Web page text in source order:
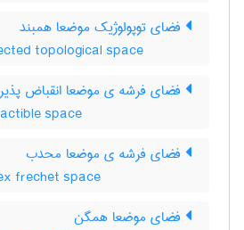
فضای توپولوژیک موضعا همبند
topological space
فضای فرشه ی موضعا انقباض پذیر
space
فضای فرشه ی موضعا محدب
frechet space
فضای موضعا همگن